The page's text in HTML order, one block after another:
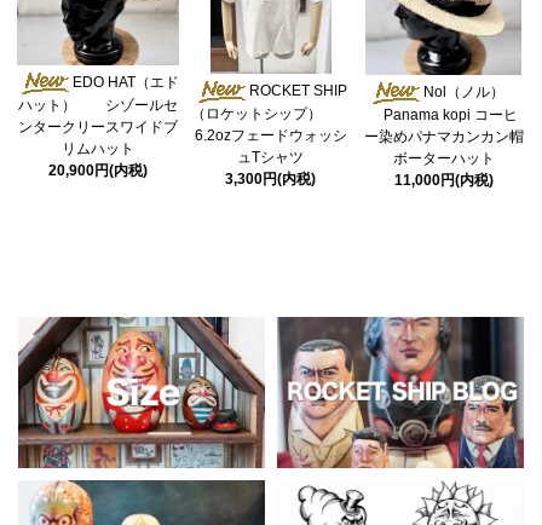
EDO HAT（エド
ハット） シゾールセ
ンタークリースワイドブ
リムハット
20,900円(内税)
ROCKET SHIP
（ロケットシップ）
6.2ozフェードウォッシ
ュTシャツ
3,300円(内税)
Nol（ノル）
Panama kopi コーヒ
ー染めパナマカンカン帽
ボーターハット
11,000円(内税)